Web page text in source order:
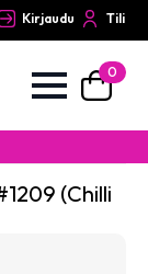
Kirjaudu Tili
0
(Chilli